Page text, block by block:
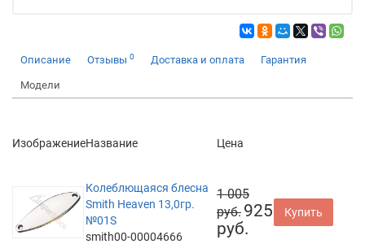
Описание Отзывы 0 Доставка и оплата Гарантия
Модели
ИзображениеНазвание Цена
Колеблющаяся блесна
Smith Heaven 13,0гр.
№01S
smith00-00004666
1 005
руб. 925
руб.
Купить